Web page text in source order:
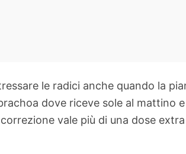
le radici anche quando la
dove riceve sole al mattino e
vale più di una dose